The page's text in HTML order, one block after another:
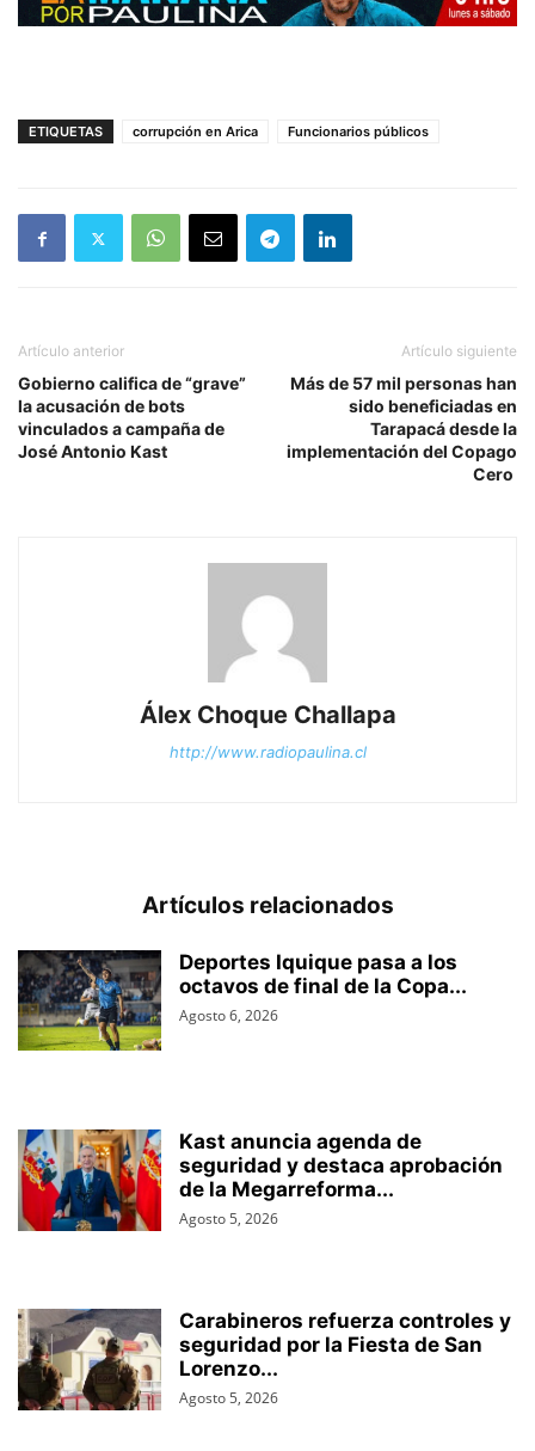
ETIQUETAS corrupción en Arica Funcionarios públicos
Artículo anterior
Gobierno califica de “grave”
la acusación de bots
vinculados a campaña de
José Antonio Kast
Artículo siguiente
Más de 57 mil personas han
sido beneficiadas en
Tarapacá desde la
implementación del Copago
Cero
Álex Choque Challapa
http://www.radiopaulina.cl
Artículos relacionados
Deportes Iquique pasa a los
octavos de final de la Copa...
Agosto 6, 2026
Kast anuncia agenda de
seguridad y destaca aprobación
de la Megarreforma...
Agosto 5, 2026
Carabineros refuerza controles y
seguridad por la Fiesta de San
Lorenzo...
Agosto 5, 2026